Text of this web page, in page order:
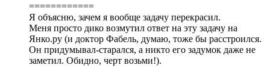
============
Я объясню, зачем я вообще задачу перекрасил.
Меня просто дико возмутил ответ на эту задачу на
Янко.ру (и доктор Фабель, думаю, тоже бы расстроился.
Он придумывал-старался, а никто его задумок даже не
заметил. Обидно, черт возьми!).